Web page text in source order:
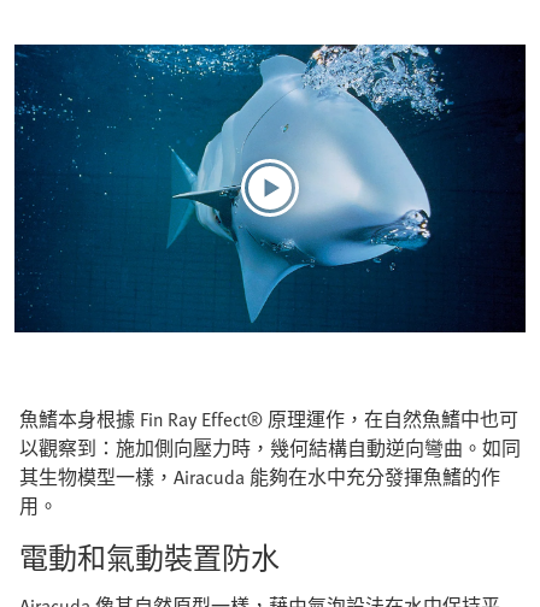
魚鰭本身根據 Fin Ray Effect® 原理運作，在自然魚鰭中也可
以觀察到：施加側向壓力時，幾何結構自動逆向彎曲。如同
其生物模型一樣，Airacuda 能夠在水中充分發揮魚鰭的作
用。
電動和氣動裝置防水